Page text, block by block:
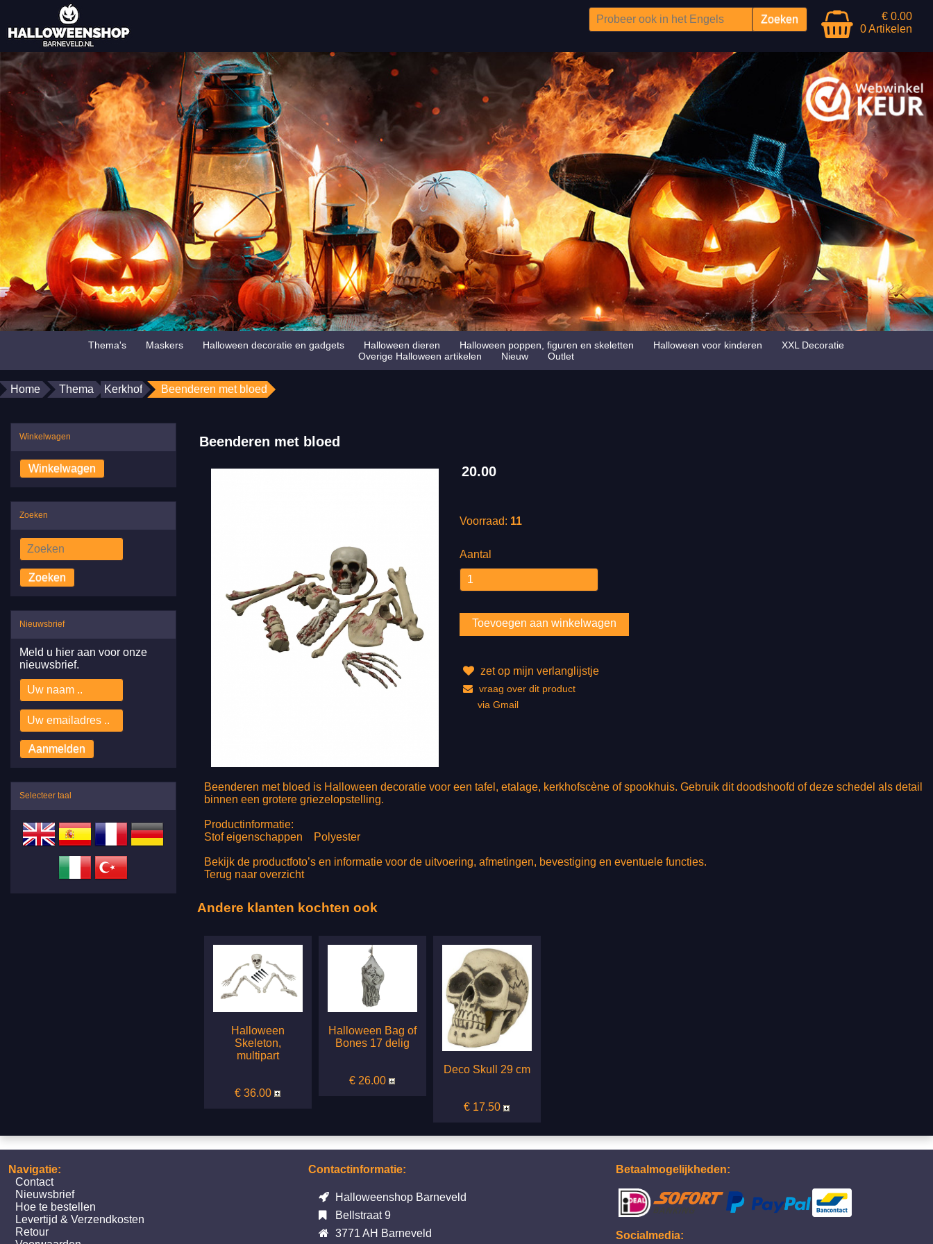
€ 0.00
0 Artikelen
Thema's Maskers Halloween decoratie en gadgets Halloween dieren Halloween poppen, figuren en skeletten Halloween voor kinderen
XXL Decoratie
Overige Halloween artikelen
Nieuw Outlet
Home Thema Kerkhof Beenderen met bloed
Winkelwagen
Zoeken
Zoeken
Nieuwsbrief
Meld u hier aan voor onze
nieuwsbrief.
Selecteer taal
Beenderen met bloed
20.00
Voorraad: 11
Aantal
zet op mijn verlanglijstje
vraag over dit product
via Gmail
Beenderen met bloed is Halloween decoratie voor een tafel, etalage, kerkhofscène of spookhuis. Gebruik dit doodshoofd of deze schedel als detail
binnen een grotere griezelopstelling.
Productinformatie:
Stof eigenschappen Polyester
Bekijk de productfoto’s en informatie voor de uitvoering, afmetingen, bevestiging en eventuele functies.
Terug naar overzicht
Andere klanten kochten ook
Halloween
Skeleton,
multipart
€ 36.00
Halloween Bag of
Bones 17 delig
€ 26.00
Deco Skull 29 cm
€ 17.50
Navigatie:
Contact
Nieuwsbrief
Hoe te bestellen
Levertijd & Verzendkosten
Retour
Contactinformatie:
Halloweenshop Barneveld
Bellstraat 9
3771 AH Barneveld
Betaalmogelijkheden:
Socialmedia: